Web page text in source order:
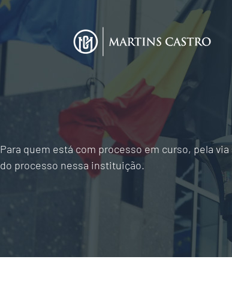
Para quem está com processo em curso, pela
do processo nessa instituição.